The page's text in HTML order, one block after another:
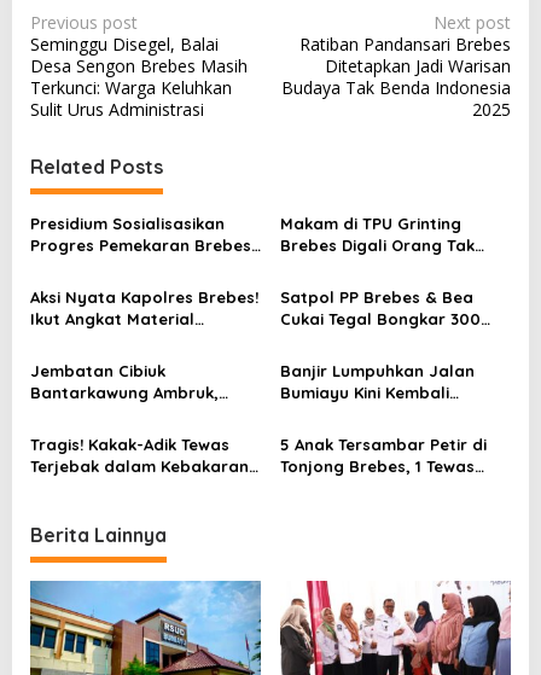
P
o
s
t
n
a
v
i
g
a
t
i
n
Previous post
Seminggu Disegel, Balai
Desa Sengon Brebes Masih
Terkunci: Warga Keluhkan
Sulit Urus Administrasi
Next post
Ratiban Pandansari Brebes
Ditetapkan Jadi Warisan
Budaya Tak Benda Indonesia
2025
Related Posts
Presidium Sosialisasikan
Progres Pemekaran Brebes
Pansus DPRD Jateng Jadi
Tahap Berikutnya
Makam di TPU Grinting
Brebes Digali Orang Tak
Selidiki Motif Pelaku
Aksi Nyata Kapolres Brebes!
Ikut Angkat Material
di Bantarkawung
Satpol PP Brebes & Bea
Cukai Tegal Bongkar 300
Kos Muarakelapa
Jembatan Cibiuk
Bantarkawung Ambruk,
Terperosok
Banjir Lumpuhkan Jalan
Bumiayu Kini Kembali
Kendaraan
Tragis! Kakak-Adik Tewas
Terjebak dalam Kebakaran
5 Anak Tersambar Petir di
Tonjong Brebes, 1 Tewas
Berita Lainnya